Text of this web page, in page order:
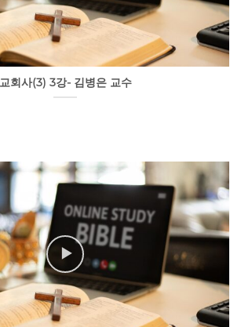
교회사(3) 3강- 김병은 교수